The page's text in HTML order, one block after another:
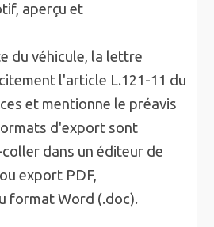
aperçu et
du véhicule, la lettre
l'article L.121-11 du
et mentionne le préavis
d'export sont
dans un éditeur de
export PDF,
format Word (.doc).